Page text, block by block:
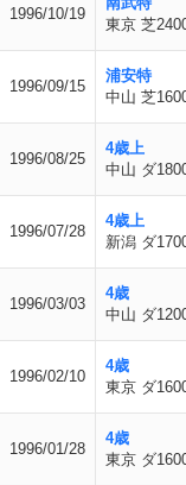
1996/10/19
東京 芝
1996/09/15
浦安特
中山 芝
1996/08/25
4歳上
中山 ダ
1996/07/28
4歳上
新潟 ダ
1996/03/03
4歳
中山 ダ
1996/02/10
4歳
東京 ダ
1996/01/28
4歳
東京 ダ